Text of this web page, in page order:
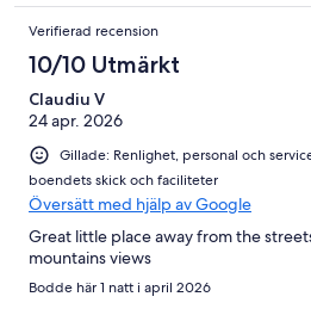
Verifierad recension
10/10 Utmärkt
Claudiu V
24 apr. 2026
Gillade: Renlighet, personal och
boendets skick och faciliteter
Översätt med hjälp av Google
Great little place away from the
mountains views
Bodde här 1 natt i april 2026